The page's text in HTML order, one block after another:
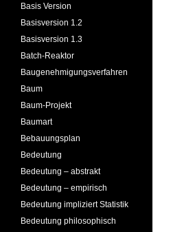
Basis Version
Basisversion 1.2
Basisversion 1.3
Batch-Reaktor
Baugenehmigungsverfahren
Baum
Baum-Projekt
Baumart
Bebauungsplan
Bedeutung
Bedeutung – abstrakt
Bedeutung – empirisch
Bedeutung impliziert Statistik
Bedeutung philosophisch